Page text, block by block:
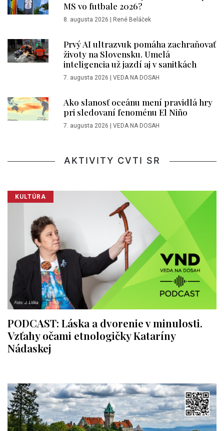
MS vo futbale 2026?
8. augusta 2026 René Beláček
Prvý AI ultrazvuk pomáha zachraňovať
životy na Slovensku. Umelá
inteligencia už jazdí aj v sanitkách
7. augusta 2026 VEDA NA DOSAH
Ako slanosť oceánu mení pravidlá hry
pri sledovaní fenoménu El Niño
7. augusta 2026 VEDA NA DOSAH
AKTIVITY CVTI SR
KULTÚRA
PODCAST: Láska a dvorenie v minulosti.
Vzťahy očami etnologičky Kataríny
Nádaskej